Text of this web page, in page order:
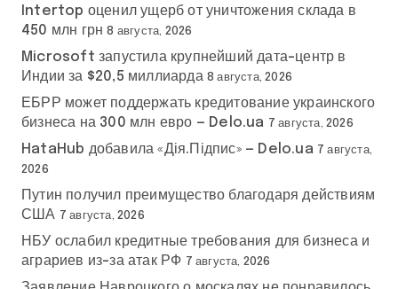
Intertop оценил ущерб от уничтожения склада в
450 млн грн 8 августа, 2026
Microsoft запустила крупнейший дата-центр в
Индии за $20,5 миллиарда 8 августа, 2026
ЕБРР может поддержать кредитование украинского
бизнеса на 300 млн евро — Delo.ua 7 августа, 2026
HataHub добавила «Дія.Підпис» — Delo.ua 7 августа,
2026
Путин получил преимущество благодаря действиям
США 7 августа, 2026
НБУ ослабил кредитные требования для бизнеса и
аграриев из-за атак РФ 7 августа, 2026